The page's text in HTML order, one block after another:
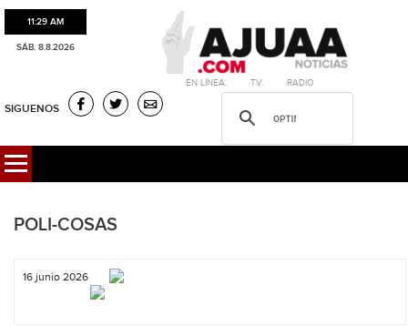
11:29 AM
SÁB. 8.8.2026
·EN LÍNEA. ·T.V. ·RADIO
SIGUENOS
POLI-COSAS
16 junio 2026